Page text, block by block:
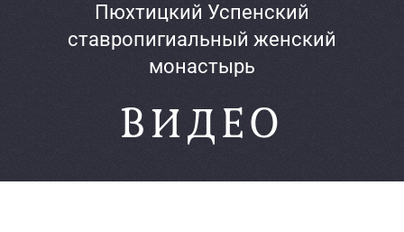
Пюхтицкий Успенский
ставропигиальный женский
монастырь
ВИДЕО